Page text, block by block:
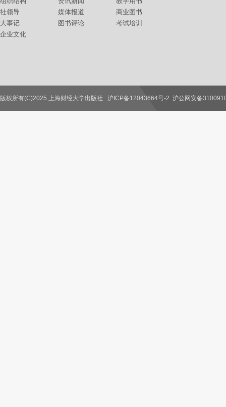
社领导
大事记
企业文化
媒体报道
图书评论
商业图书
考试培训
联系我们
版权所有(C)2025 上海财经大学出版社 沪ICP备12043664号-2 沪公网安备